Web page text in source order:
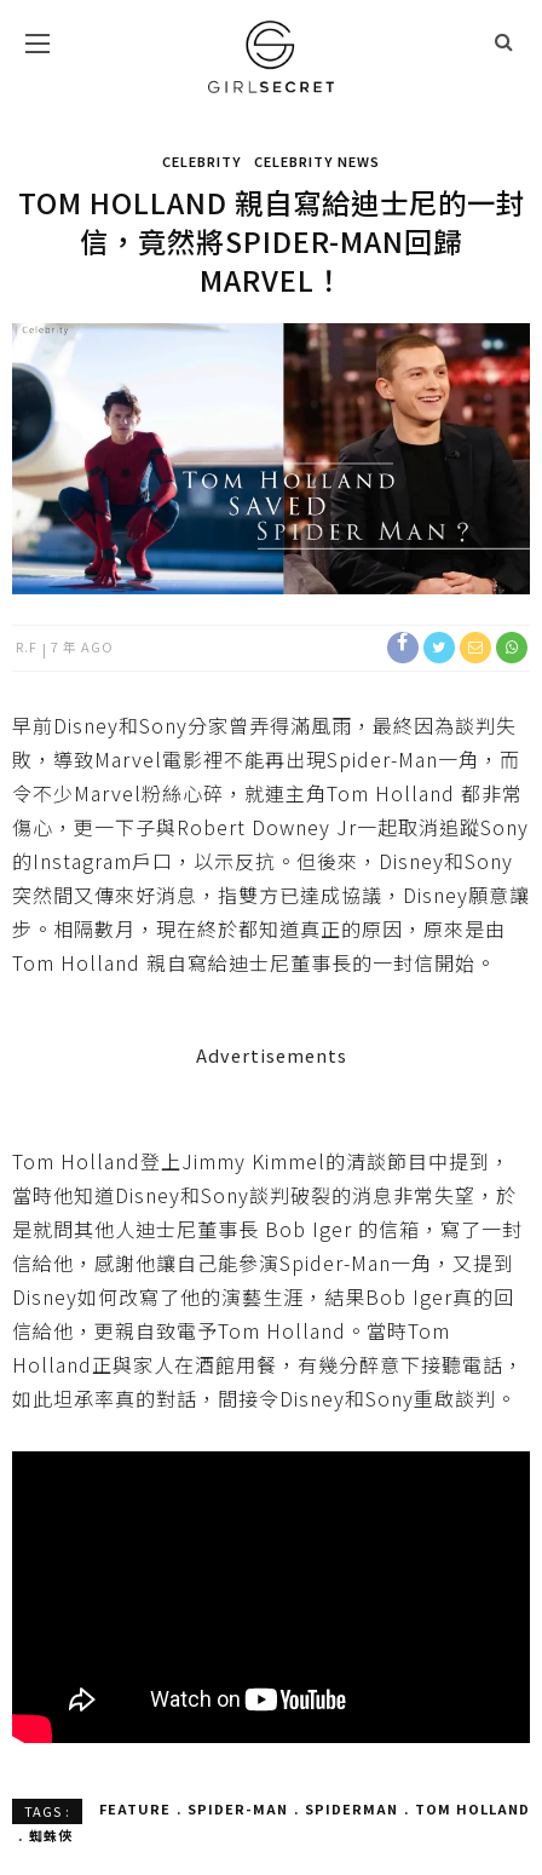
CELEBRITY CELEBRITY NEWS
TOM HOLLAND 親自寫給迪士尼的一封
信，竟然將SPIDER-MAN回歸
MARVEL！
R.F 7 年 AGO
早前Disney和Sony分家曾弄得滿風雨，最終因為談判失
敗，導致Marvel電影裡不能再出現Spider-Man一角，而
令不少Marvel粉絲心碎，就連主角Tom Holland 都非常
傷心，更一下子與Robert Downey Jr一起取消追蹤Sony
的Instagram戶口，以示反抗。但後來，Disney和Sony
突然間又傳來好消息，指雙方已達成協議，Disney願意讓
步。相隔數月，現在終於都知道真正的原因，原來是由
Tom Holland 親自寫給迪士尼董事長的一封信開始。
Advertisements
Tom Holland登上Jimmy Kimmel的清談節目中提到，
當時他知道Disney和Sony談判破裂的消息非常失望，於
是就問其他人迪士尼董事長 Bob Iger 的信箱，寫了一封
信給他，感謝他讓自己能參演Spider-Man一角，又提到
Disney如何改寫了他的演藝生涯，結果Bob Iger真的回
信給他，更親自致電予Tom Holland。當時Tom
Holland正與家人在酒館用餐，有幾分醉意下接聽電話，
如此坦承率真的對話，間接令Disney和Sony重啟談判。
TAGS : FEATURE SPIDER-MAN SPIDERMAN
TOM HOLLAND
蜘蛛俠